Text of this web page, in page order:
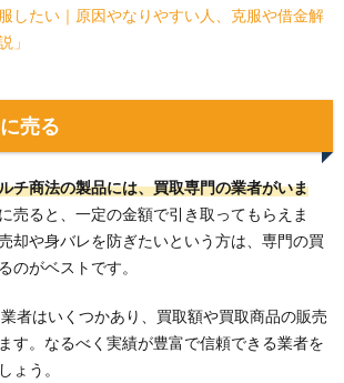
したい｜原因やなりやすい人、克服や借金解
」
売る
チ商法の製品には、買取専門の業者がいま
売ると、一定の金額で引き取ってもらえま
却や身バレを防ぎたいという方は、専門の買
のがベストです。
者はいくつかあり、買取額や買取商品の販売
す。なるべく実績が豊富で信頼できる業者を
ょう。